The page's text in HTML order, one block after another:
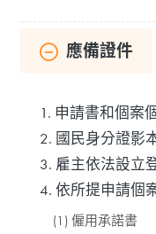
應備證件
1. 申請書和個案
2. 國民身分證影
3. 雇主依法設立
4. 依所提申請個
(1) 僱用承諾書